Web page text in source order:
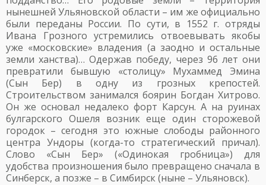
нынешней Ульяновской области – им же официально
были переданы России. По сути, в 1552 г. отряды
Ивана Грозного устремились отвоевывать якобы
уже «московские» владения (а заодно и остальные
земли ханства)… Одержав победу, через 96 лет они
превратили бывшую «столицу» Мухаммед Эмина
(Сын Бер) в одну из грозных крепостей.
Строительством занимался боярин Богдан Хитрово.
Он же основал недалеко форт Карсун. А на руинах
булгарского Ошеля возник еще один сторожевой
городок – сегодня это южные слободы районного
центра Ундоры (когда-то стратегический причал).
Слово «Сын Бер» («Одинокая гробница») для
удобства произношения было превращено сначала в
Синберск, а позже – в Симбирск (ныне – Ульяновск).